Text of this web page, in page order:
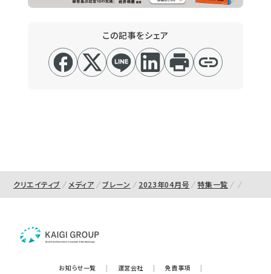
この記事をシェア
クリエイティブ メディア ブレーン 2023年04月号 特集一覧
お知らせ一覧 | 運営会社 | 免責事項
|